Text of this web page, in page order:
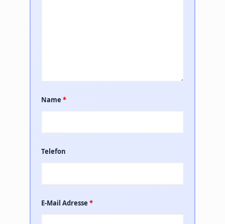
Name *
Telefon
E-Mail Adresse *